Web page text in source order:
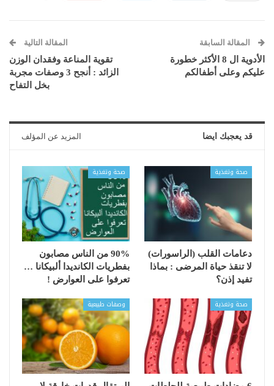
المقالة السابقة
الأدوية ال 8 الأكثر خطورة
عليكم وعلى أطفالكم
المقالة التالية
تقوية المناعة وفقدان الوزن
الزائد : أنجح 3 وصفات مجربة
بخل التفاح
قد يعجبك ايضا المزيد عن المؤلف
صحة وتغذية
دعامات القلب (الراسورات)
لا تنقذ حياة المرضى : بماذا
تفيد إذن؟
صحة وتغذية
90% من الناس مصابون
بفطريات الكانديدا ألبيكانا …
تعرفوا على العوارض !
صحة وتغذية وصفات طبيعية